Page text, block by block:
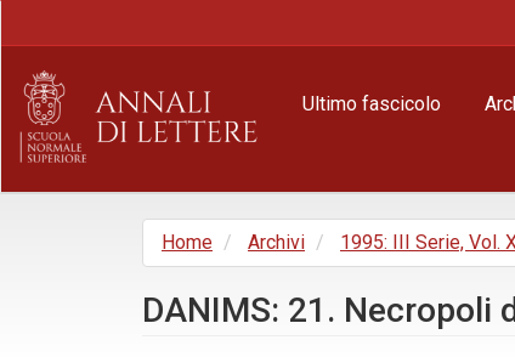
principale
Barra
laterale
Ultimo fascicolo
Home Archivi 1995: III Serie, Vol.
DANIMS: 21. Necropoli